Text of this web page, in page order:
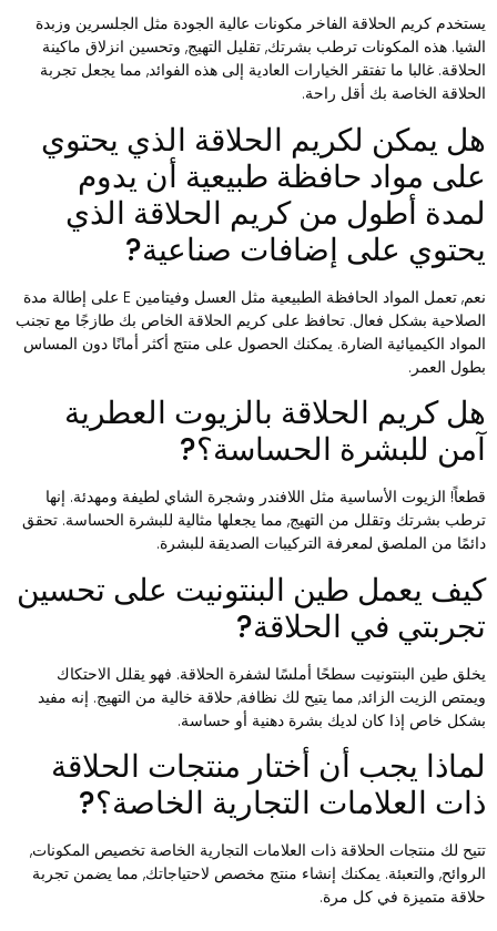
كريم الحلاقة الفاخر مكونات عالية الجودة مثل الجلسرين وزبدة
هذه المكونات ترطب بشرتك, تقليل التهيج, وتحسين انزلاق ماكينة
غالبا ما تفتقر الخيارات العادية إلى هذه الفوائد, مما يجعل تجربة
الخاصة بك أقل راحة.
يمكن لكريم الحلاقة الذي يحتوي
مواد حافظة طبيعية أن يدوم
أطول من كريم الحلاقة الذي
على إضافات صناعية?
نعم, تعمل المواد الحافظة الطبيعية مثل العسل وفيتامين E على إطالة مدة
بشكل فعال. تحافظ على كريم الحلاقة الخاص بك طازجًا مع تجنب
الكيميائية الضارة. يمكنك الحصول على منتج أكثر أمانًا دون المساس
العمر.
كريم الحلاقة بالزيوت العطرية
للبشرة الحساسة؟?
الزيوت الأساسية مثل اللافندر وشجرة الشاي لطيفة ومهدئة. إنها
بشرتك وتقلل من التهيج, مما يجعلها مثالية للبشرة الحساسة. تحقق
من الملصق لمعرفة التركيبات الصديقة للبشرة.
يعمل طين البنتونيت على تحسين
في الحلاقة?
طين البنتونيت سطحًا أملسًا لشفرة الحلاقة. فهو يقلل الاحتكاك
الزيت الزائد, مما يتيح لك نظافة, حلاقة خالية من التهيج. إنه مفيد
خاص إذا كان لديك بشرة دهنية أو حساسة.
يجب أن أختار منتجات الحلاقة
العلامات التجارية الخاصة؟?
لك منتجات الحلاقة ذات العلامات التجارية الخاصة تخصيص المكونات,
والتعبئة. يمكنك إنشاء منتج مخصص لاحتياجاتك, مما يضمن تجربة
متميزة في كل مرة.